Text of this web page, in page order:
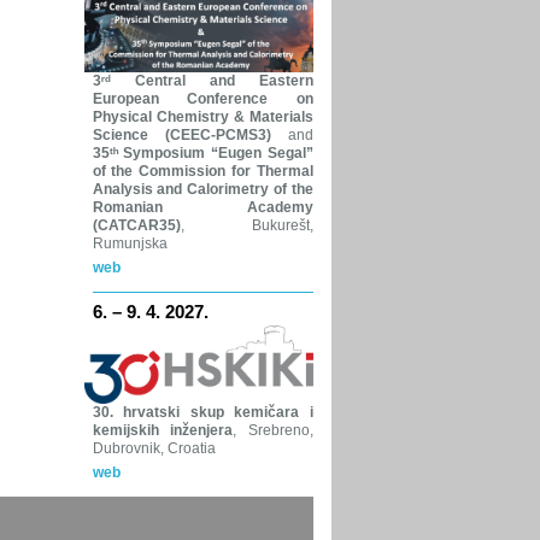
3ʳᵈ Central and Eastern
European Conference on
Physical Chemistry & Materials
Science (CEEC-PCMS3)and
35ᵗʰ Symposium “Eugen Segal”
of the Commission for Thermal
Analysis and Calorimetry of the
Romanian Academy
(CATCAR35), Bukurešt,
Rumunjska
web
6. – 9. 4. 2027.
30. hrvatski skup kemičara i
kemijskih inženjera, Srebreno,
Dubrovnik, Croatia
web